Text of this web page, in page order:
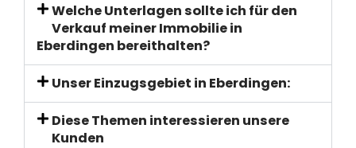
Welche Unterlagen sollte ich für den
Verkauf meiner Immobilie in
Eberdingen bereithalten?
Unser Einzugsgebiet in Eberdingen:
Diese Themen interessieren unsere
Kunden